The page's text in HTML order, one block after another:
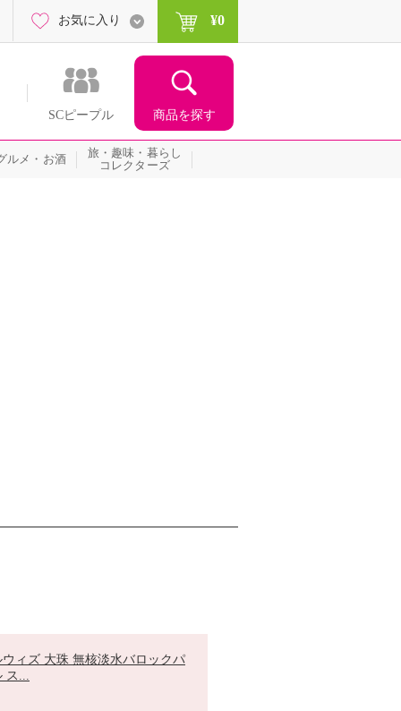
SCピープル 商品を探す
お気に入り ¥0
ルメ・お酒
旅・趣味・暮らし
コレクターズ
ウィズ 大珠 無核淡水バロックパ
ス...